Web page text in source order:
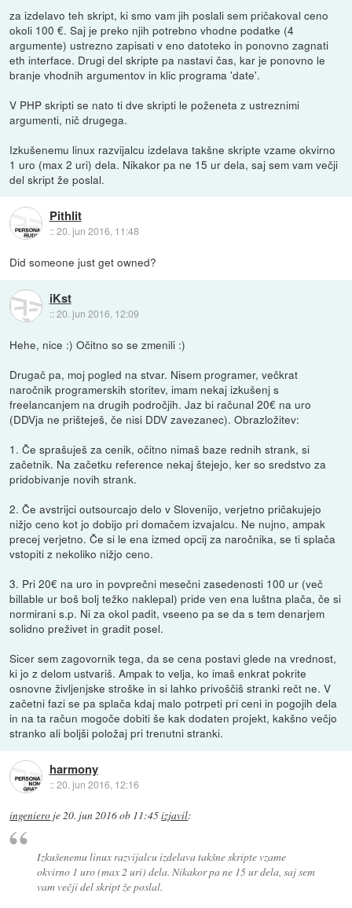
za izdelavo teh skript, ki smo vam jih poslali sem pričakoval ceno
okoli 100 €. Saj je preko njih potrebno vhodne podatke (4
argumente) ustrezno zapisati v eno datoteko in ponovno zagnati
eth interface. Drugi del skripte pa nastavi čas, kar je ponovno le
branje vhodnih argumentov in klic programa 'date'.
V PHP skripti se nato ti dve skripti le poženeta z ustreznimi
argumenti, nič drugega.
Izkušenemu linux razvijalcu izdelava takšne skripte vzame okvirno
1 uro (max 2 uri) dela. Nikakor pa ne 15 ur dela, saj sem vam večji
del skript že poslal.
Pithlit
::20. jun 2016, 11:48
Did someone just get owned?
iKst
::20. jun 2016, 12:09
Hehe, nice :) Očitno so se zmenili :)
Drugač pa, moj pogled na stvar. Nisem programer, večkrat
naročnik programerskih storitev, imam nekaj izkušenj s
freelancanjem na drugih področjih. Jaz bi računal 20€ na uro
(DDVja ne prišteješ, če nisi DDV zavezanec). Obrazložitev:
1. Če sprašuješ za cenik, očitno nimaš baze rednih strank, si
začetnik. Na začetku reference nekaj štejejo, ker so sredstvo za
pridobivanje novih strank.
2. Če avstrijci outsourcajo delo v Slovenijo, verjetno pričakujejo
nižjo ceno kot jo dobijo pri domačem izvajalcu. Ne nujno, ampak
precej verjetno. Če si le ena izmed opcij za naročnika, se ti splača
vstopiti z nekoliko nižjo ceno.
3. Pri 20€ na uro in povprečni mesečni zasedenosti 100 ur (več
billable ur boš bolj težko naklepal) pride ven ena luštna plača, če si
normirani s.p. Ni za okol padit, vseeno pa se da s tem denarjem
solidno preživet in gradit posel.
Sicer sem zagovornik tega, da se cena postavi glede na vrednost,
ki jo z delom ustvariš. Ampak to velja, ko imaš enkrat pokrite
osnovne življenjske stroške in si lahko privoščiš stranki rečt ne. V
začetni fazi se pa splača kdaj malo potrpeti pri ceni in pogojih dela
in na ta račun mogoče dobiti še kak dodaten projekt, kakšno večjo
stranko ali boljši položaj pri trenutni stranki.
harmony
::20. jun 2016, 12:16
ingeniero je20. jun 2016 ob 11:45izjavil:
Izkušenemu linux razvijalcu izdelava takšne skripte vzame
okvirno 1 uro (max 2 uri) dela. Nikakor pa ne 15 ur dela, saj sem
vam večji del skript že poslal.